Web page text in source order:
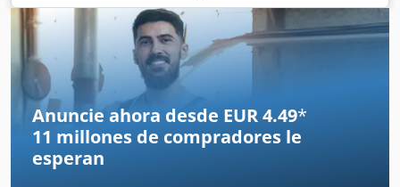
400/min Completo con unidad de refrigeración y carrete
de hilo con accionamiento.
Anuncie ahora desde EUR 4.49*
11 millones de compradores le
esperan